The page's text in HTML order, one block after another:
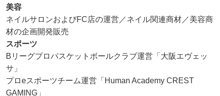
美容
ネイルサロンおよびFC店の運営／ネイル関連商材／美容商
材の企画開発販売
スポーツ
Bリーグプロバスケットボールクラブ運営「大阪エヴェッ
サ」
プロeスポーツチーム運営「Human Academy CREST
GAMING」